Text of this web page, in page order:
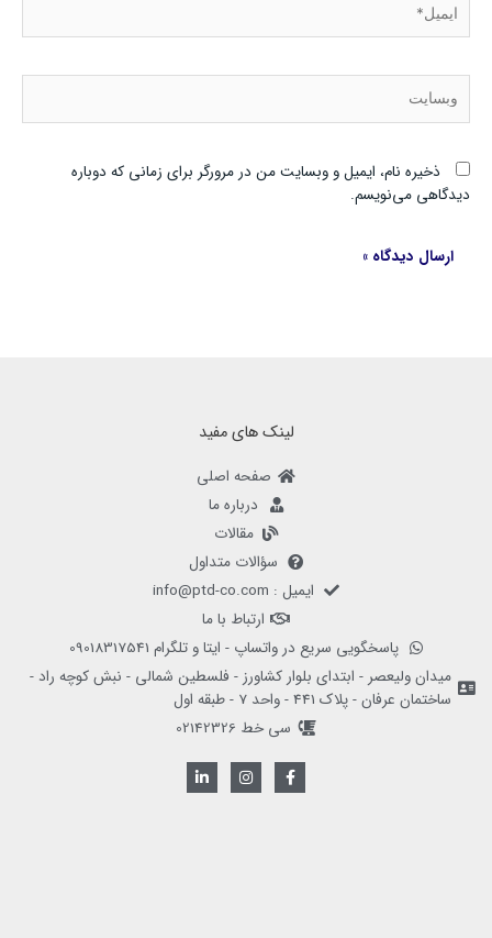
ذخیره نام، ایمیل و وبسایت من در مرورگر برای زمانی که دوباره
دیدگاهی می‌نویسم.
لینک های مفید
صفحه اصلی
درباره ما
مقالات
سؤالات متداول
ایمیل : info@ptd-co.com
ارتباط با ما
پاسخگویی سریع در واتساپ - ایتا و تلگرام 09018317541
میدان ولیعصر - ابتدای بلوار کشاورز - فلسطین شمالی - نبش کوچه راد -
ساختمان عرفان - پلاک 441 - واحد 7 - طبقه اول
سی خط 02142326
F
a
c
I
n
s
L
i
n